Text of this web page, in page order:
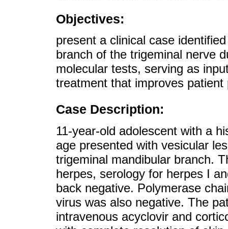
Objectives:
present a clinical case
branch of the trigeminal nerve
molecular tests, serving as
treatment that improves patient
Case Description:
11-year-old adolescent with a
age presented with vesicular
trigeminal mandibular branch.
herpes, serology for herpes I
back negative. Polymerase
virus was also negative. The
intravenous acyclovir and